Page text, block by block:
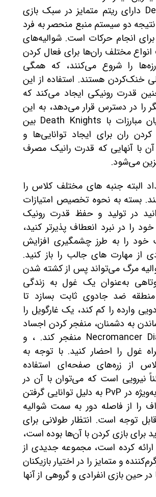
Death Knights دارای ریتم متمایز در سبک بازی
دو سیستم منبع منحصر به فرد
برای انجام حرکات است. شوالیه‌های
مختلف ران‌ها برای فعال کردن
را شروع می‌کنند، که همگی
خنک‌کردن هستند. استفاده از این
قدرت رونیکی ایجاد می‌کند که
را در دسترس قرار می‌دهد، به این
معنی که جریان مبارزات با Death Knights بین
ران برای ایجاد توانایی‌ها و
با آنهایی که قدرت رانیک مصرف
می‌شود.
البته جنبه های مختلف کلاس را
بسته به نحوه تخصیص امتیازات
در تولید و حفظ قدرت رونیک
خود را در نبرد انعطاف پذیرتر کنید،
را به طرز چشمگیری افزایش
از مهارت های جالب را باز کنید.
مرگ می‌تواند پس از کشته شدن
به‌عنوان یک غول به زندگی
منطقه ضد جادوی ثابت بسازد تا
وارده را کم کند، یک غارگویل را
به دشمنان، منفجر کردن اجساد
مانند Necromancer Diablo II منفجر کند. ، و
غول را احضار کنید. با توجه به
از زره‌های صفحه‌ای استفاده
نیرویی است که می‌توان با آن در
نظر گرفت، و به‌ویژه در PvP به دلیل توانایی گرفتن
را از فاصله دور به سمت شوالیه
توجه است. انتظار طولانی برای
بازی کردن با آن‌ها بوده است،
ارائه کرده است، مجموعه جدیدی از
و متمایز را در اختیار بازیکنان
حین بازی انفرادی و گروهی از آنها